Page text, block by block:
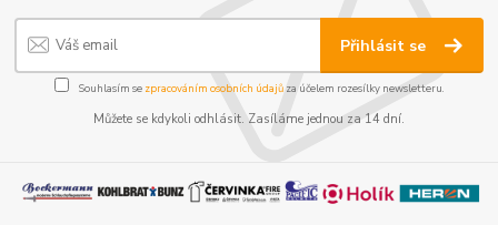
Přihlásit se
Souhlasím se zpracováním osobních údajůza účelem rozesílky newsletteru.
Můžete se kdykoli odhlásit. Zasíláme jednou za 14 dní.